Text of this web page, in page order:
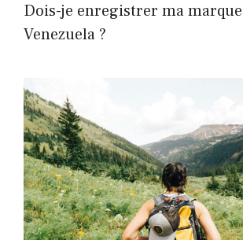
Dois-je enregistrer ma
Venezuela ?